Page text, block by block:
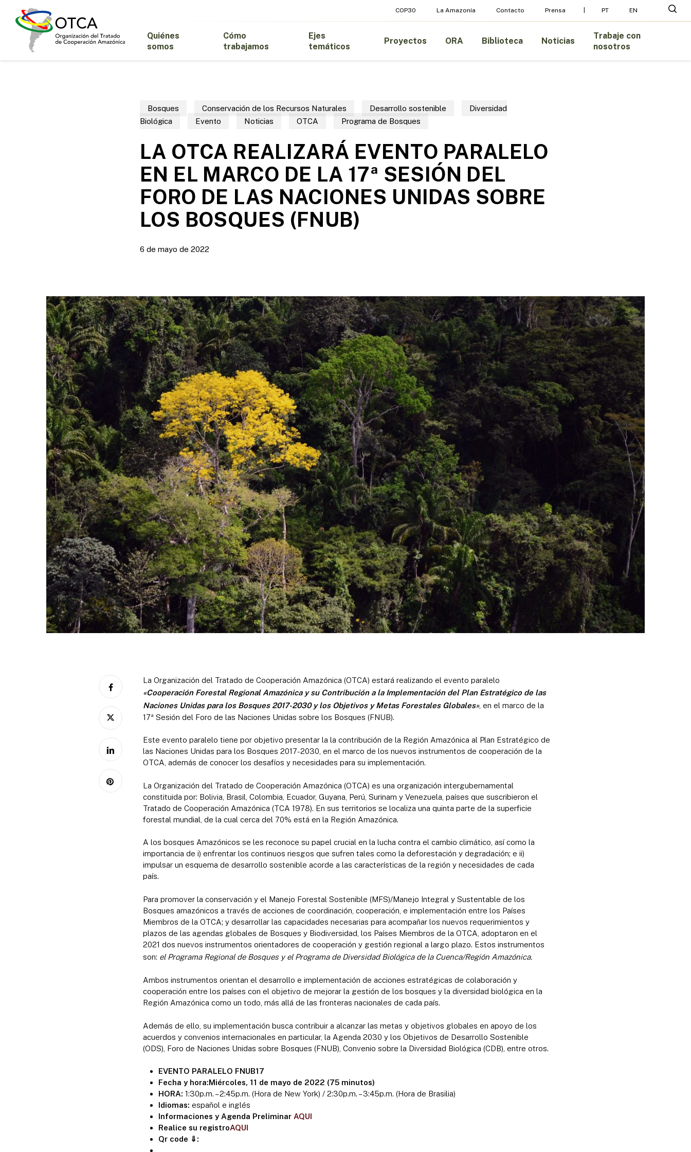
COP30 La Amazonía Contacto Prensa PT EN
Presione enter para buscar o ESC para cerrar
Quiénes
somos
Cómo
trabajamos
Ejes
temáticos
Proyectos ORA Biblioteca Noticias
Trabaje con
nosotros
Bosques Conservación de los Recursos Naturales Desarrollo sostenible
Diversidad
Biológica
Evento Noticias OTCA Programa de Bosques
LA OTCA REALIZARÁ EVENTO PARALELO
EN EL MARCO DE LA 17ª SESIÓN DEL
FORO DE LAS NACIONES UNIDAS SOBRE
LOS BOSQUES (FNUB)
6 de mayo de 2022
La Organización del Tratado de Cooperación Amazónica (OTCA) estará realizando el evento paralelo
«Cooperación Forestal Regional Amazónica y su Contribución a la Implementación del Plan Estratégico de las
Naciones Unidas para los Bosques 2017-2030 y los Objetivos y Metas Forestales Globales», en el marco de la
17ª Sesión del Foro de las Naciones Unidas sobre los Bosques (FNUB).
Este evento paralelo tiene por objetivo presentar la la contribución de la Región Amazónica al Plan Estratégico de
las Naciones Unidas para los Bosques 2017-2030, en el marco de los nuevos instrumentos de cooperación de la
OTCA, además de conocer los desafíos y necesidades para su implementación.
La Organización del Tratado de Cooperación Amazónica (OTCA) es una organización intergubernamental
constituida por: Bolivia, Brasil, Colombia, Ecuador, Guyana, Perú, Surinam y Venezuela, países que suscribieron el
Tratado de Cooperación Amazónica (TCA 1978). En sus territorios se localiza una quinta parte de la superficie
forestal mundial, de la cual cerca del 70% está en la Región Amazónica.
A los bosques Amazónicos se les reconoce su papel crucial en la lucha contra el cambio climático, así como la
importancia de i) enfrentar los continuos riesgos que sufren tales como la deforestación y degradación; e ii)
impulsar un esquema de desarrollo sostenible acorde a las características de la región y necesidades de cada
país.
Para promover la conservación y el Manejo Forestal Sostenible (MFS)/Manejo Integral y Sustentable de los
Bosques amazónicos a través de acciones de coordinación, cooperación, e implementación entre los Países
Miembros de la OTCA; y desarrollar las capacidades necesarias para acompañar los nuevos requerimientos y
plazos de las agendas globales de Bosques y Biodiversidad, los Países Miembros de la OTCA, adoptaron en el
2021 dos nuevos instrumentos orientadores de cooperación y gestión regional a largo plazo. Estos instrumentos
son: el Programa Regional de Bosques y el Programa de Diversidad Biológica de la Cuenca/Región Amazónica.
Ambos instrumentos orientan el desarrollo e implementación de acciones estratégicas de colaboración y
cooperación entre los países con el objetivo de mejorar la gestión de los bosques y la diversidad biológica en la
Región Amazónica como un todo, más allá de las fronteras nacionales de cada país.
Además de ello, su implementación busca contribuir a alcanzar las metas y objetivos globales en apoyo de los
acuerdos y convenios internacionales en particular, la Agenda 2030 y los Objetivos de Desarrollo Sostenible
(ODS), Foro de Naciones Unidas sobre Bosques (FNUB), Convenio sobre la Diversidad Biológica (CDB), entre otros.
EVENTO PARALELO FNUB17
Fecha y hora:Miércoles, 11 de mayo de 2022 (75 minutos)
HORA: 1:30p.m. – 2:45p.m. (Hora de New York) / 2:30p.m. – 3:45p.m. (Hora de Brasilia)
Idiomas: español e inglés
Informaciones y Agenda Preliminar AQUI
Realice su registroAQUI
Qr code ⇓ :
Menu